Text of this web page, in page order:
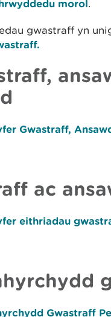
morol.
gwastraff yn
Gwastraff,
ac
eithriadau
Gwastraff